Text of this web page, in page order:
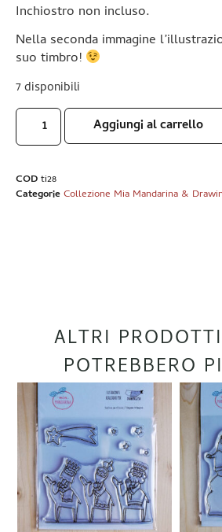
Inchiostro non incluso.
Nella seconda immagine
suo timbro!
7 disponibili
Aggiungi al carrello
CODti28
CategorieCollezione Mia Mandarina &
ALTRI
POTREBBERO